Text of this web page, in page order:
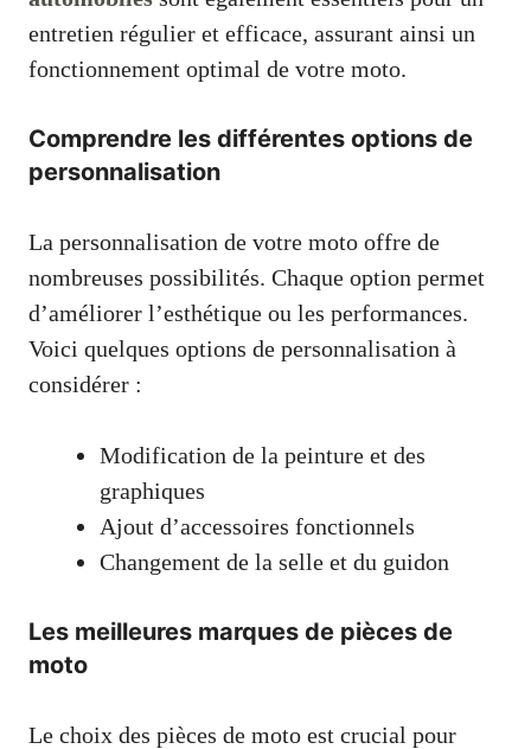
entretien régulier et efficace, assurant ainsi un
fonctionnement optimal de votre moto.
Comprendre les différentes options de
personnalisation
La personnalisation de votre moto offre de
nombreuses possibilités. Chaque option permet
d’améliorer l’esthétique ou les performances.
Voici quelques options de personnalisation à
considérer :
Modification de la peinture et des
graphiques
Ajout d’accessoires fonctionnels
Changement de la selle et du guidon
Les meilleures marques de pièces de
moto
Le choix des pièces de moto est crucial pour